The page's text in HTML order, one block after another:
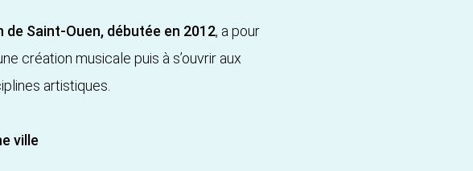
de Saint-Ouen, débutée en 2012, a pour
création musicale puis à s’ouvrir aux
artistiques.
ville